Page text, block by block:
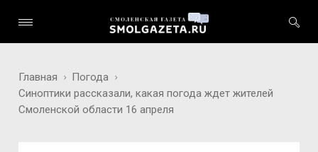
Главная
Погода
Синоптики рассказали, какая погода ждет жителей
Смоленской области 16 апреля